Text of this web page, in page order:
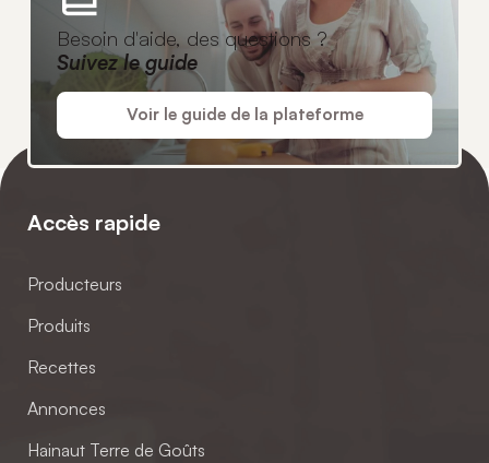
Besoin d'aide, des questions ?
Suivez le guide
Voir le guide de la plateforme
Accès rapide
Producteurs
Produits
Recettes
Annonces
Hainaut Terre de Goûts